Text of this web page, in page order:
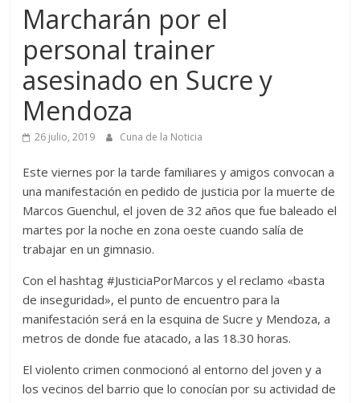
Marcharán por el
personal trainer
asesinado en Sucre y
Mendoza
26 julio, 2019 Cuna de la Noticia
Este viernes por la tarde familiares y amigos convocan a
una manifestación en pedido de justicia por la muerte de
Marcos Guenchul, el joven de 32 años que fue baleado el
martes por la noche en zona oeste cuando salía de
trabajar en un gimnasio.
Con el hashtag #JusticiaPorMarcos y el reclamo «basta
de inseguridad», el punto de encuentro para la
manifestación será en la esquina de Sucre y Mendoza, a
metros de donde fue atacado, a las 18.30 horas.
El violento crimen conmocionó al entorno del joven y a
los vecinos del barrio que lo conocían por su actividad de